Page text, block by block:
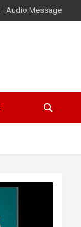
Audio Message